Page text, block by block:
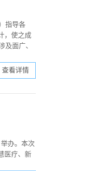
指导各
，使之成
及面广、
查看详情
办。本次
医疗、新